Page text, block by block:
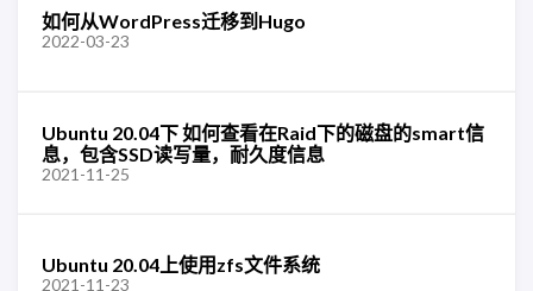
如何从WordPress迁移到Hugo
2022-03-23
Ubuntu 20.04下 如何查看在Raid下的磁盘的smart信
息，包含SSD读写量，耐久度信息
2021-11-25
Ubuntu 20.04上使用zfs文件系统
2021-11-23